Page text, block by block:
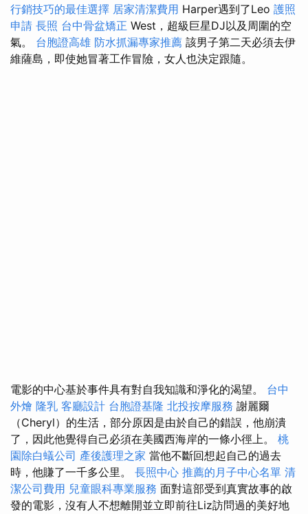
行銷技巧的最佳選擇 居家清潔費用 Harper遇到了Leo 護照
申請 長照 台中骨盆矯正 West，超級巨星DJ以及周圍的空
氣。 台胞證高雄 防水抓漏專家推薦 該男子第二天必須去伊
維薩島，即使她冒著工作冒險，女人也決定跟隨。
電影的中心基於事件具有對自我知識和淨化的渴望。 台中
外燴 隆乳 客廳設計 台胞證基隆 北投按摩服務 謝麗爾
（Cheryl）的生活，部分原因是由於自己的錯誤，他崩潰
了，因此他覺得自己必須在美國西海岸的一條小徑上。 桃
園除白蟻公司 產後護理之家 當他不斷回想起自己的過去
時，他賺了一千多公里。 長照中心 推薦的月子中心名單 清
潔公司費用 兒童眼科專業服務 面對這部受到真實故事的啟
發的電影，沒有人不想離開並立即前往Liz訪問過的美好地